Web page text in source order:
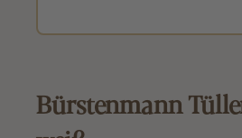
Bürstenmann